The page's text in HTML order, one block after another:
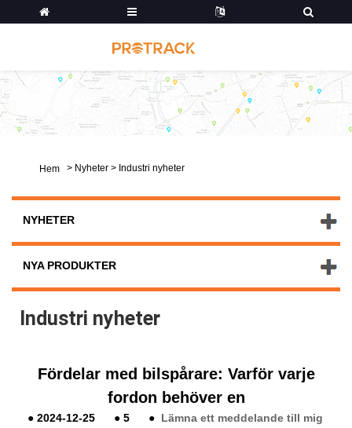
Hem > Nyheter > Industri nyheter
NYHETER
NYA PRODUKTER
Industri nyheter
Fördelar med bilspårare: Varför varje
fordon behöver en
●2024-12-25 ●5 ● Lämna ett meddelande till mig